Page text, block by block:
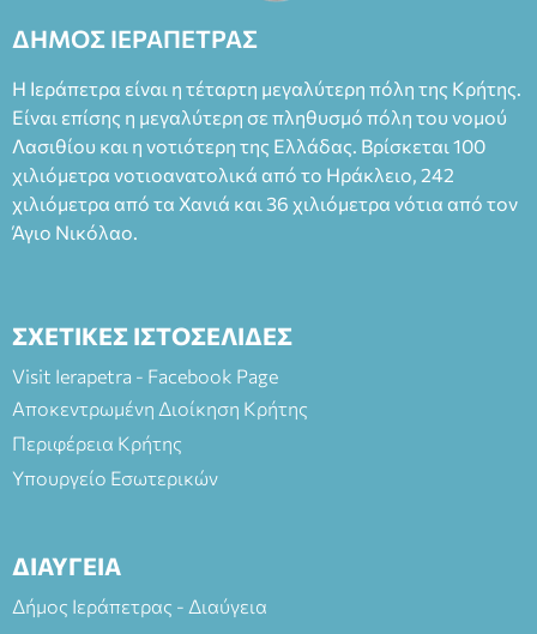
ΔΗΜΟΣ ΙΕΡΑΠΕΤΡΑΣ
Η Ιεράπετρα είναι η τέταρτη μεγαλύτερη πόλη της Κρήτης.
Είναι επίσης η μεγαλύτερη σε πληθυσμό πόλη του νομού
Λασιθίου και η νοτιότερη της Ελλάδας. Βρίσκεται 100
χιλιόμετρα νοτιοανατολικά από το Ηράκλειο, 242
χιλιόμετρα από τα Χανιά και 36 χιλιόμετρα νότια από τον
Άγιο Νικόλαο.
ΣΧΕΤΙΚΕΣ ΙΣΤΟΣΕΛΙΔΕΣ
Visit Ierapetra - Facebook Page
Αποκεντρωμένη Διοίκηση Κρήτης
Περιφέρεια Κρήτης
Υπουργείο Εσωτερικών
ΔΙΑΥΓΕΙΑ
Δήμος Ιεράπετρας - Διαύγεια